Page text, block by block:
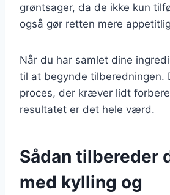
grøntsager, da de ikke kun
også gør retten mere
Når du har samlet dine
til at begynde tilberedningen.
proces, der kræver lidt
resultatet er det hele værd.
Sådan tilbereder
med kylling og